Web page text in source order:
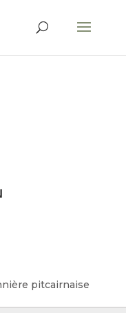
pitcairnaise